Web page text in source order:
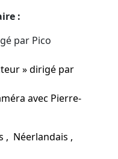
:
par Pico
» dirigé par
avec Pierre-
, Néerlandais ,